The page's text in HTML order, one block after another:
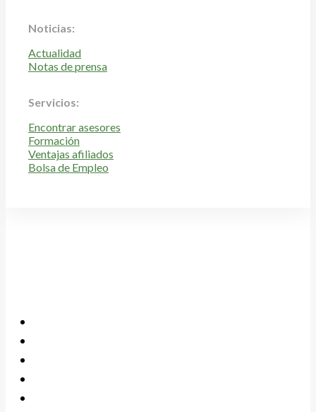
Noticias:
Actualidad
Notas de prensa
Servicios:
Encontrar asesores
Formación
Ventajas afiliados
Bolsa de Empleo